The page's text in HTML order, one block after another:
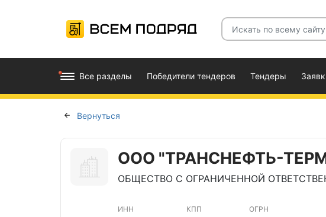
Все разделы Победители тендеров Тендеры
Вернуться
ООО "ТРАНСНЕФТЬ-
ОБЩЕСТВО С ОГРАНИЧЕННОЙ
ИНН КПП ОГРН